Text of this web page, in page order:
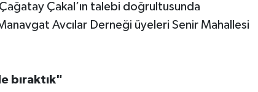
Çakal’ın talebi doğrultusunda
Avcılar Derneği üyeleri Senir Mahallesi
bıraktık"